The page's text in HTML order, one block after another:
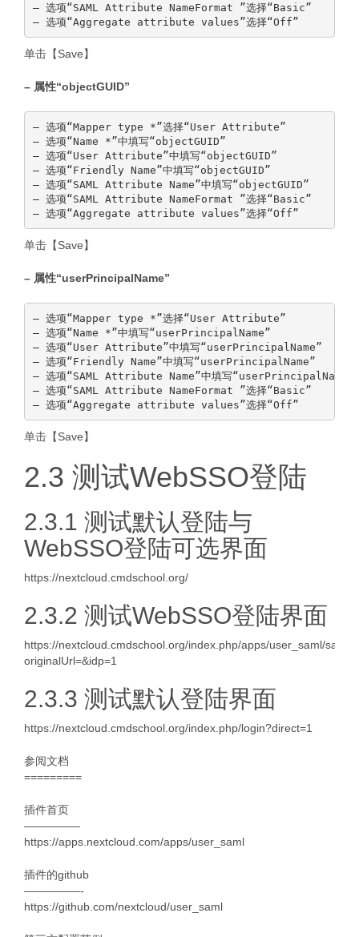
— 选项“SAML Attribute NameFormat ”选择“Basic”
单击【Save】
– 属性“objectGUID”
— 选项“Mapper type *”选择“User Attribute”
— 选项“Name *”中填写“objectGUID”
— 选项“User Attribute”中填写“objectGUID”
— 选项“Friendly Name”中填写“objectGUID”
— 选项“SAML Attribute Name”中填写“objectGUID”
— 选项“SAML Attribute NameFormat ”选择“Basic”
单击【Save】
– 属性“userPrincipalName”
— 选项“Mapper type *”选择“User Attribute”
— 选项“Name *”中填写“userPrincipalName”
— 选项“User Attribute”中填写“userPrincipalName”
— 选项“Friendly Name”中填写“userPrincipalName”
— 选项“SAML Attribute Name”中填写“userPrincipalName”
— 选项“SAML Attribute NameFormat ”选择“Basic”
单击【Save】
2.3 测试WebSSO登陆
2.3.1 测试默认登陆与
WebSSO登陆可选界面
https://nextcloud.cmdschool.org/
2.3.2 测试WebSSO登陆界面
https://nextcloud.cmdschool.org/index.php/apps/user_saml/saml/
originalUrl=&idp=1
2.3.3 测试默认登陆界面
https://nextcloud.cmdschool.org/index.php/login?direct=1
参阅文档
=========
插件首页
—————
https://apps.nextcloud.com/apps/user_saml
插件的github
—————-
https://github.com/nextcloud/user_saml